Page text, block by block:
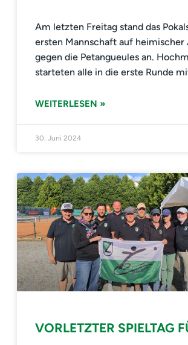
Am letzten Freitag stand das
ersten Mannschaft auf heimischer
gegen die Petangueules an.
starteten alle in die erste Runde
WEITERLESEN »
30. Juni 2024
VORLETZTER SPIELTAG